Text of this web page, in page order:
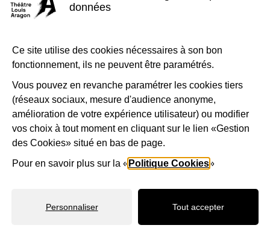
données
Ce site utilise des cookies nécessaires à son bon
fonctionnement, ils ne peuvent être paramétrés.
Vous pouvez en revanche paramétrer les cookies tiers
(réseaux sociaux, mesure d'audience anonyme,
amélioration de votre expérience utilisateur) ou modifier
vos choix à tout moment en cliquant sur le lien «Gestion
des Cookies» situé en bas de page.
Pour en savoir plus sur la « Politique Cookies»
Personnaliser Tout accepter
Facebook
Instagram
YoutubeLinkedIn
Le Théâtre Louis Aragon, scène conventionnée d'intérêt national Art et
création - danse, est soutenu par la Ville de Tremblay-en-France, le
Département de la Seine-Saint-Denis, la Région Île-de-France et le
de-France.
1-Logo-Tremblay 2-
3-Logo_Région_Ile-de-France
4-
Politique d'utilisation des cookies
Gestion des préférences cookies